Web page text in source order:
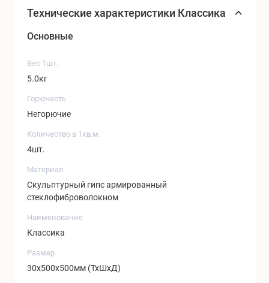
Технические характеристики Классика
Основные
Вес 1шт.
5.0кг
Горючесть
Негорючие
Количество в 1кв.м.
4шт.
Материал
Скульптурный гипс армированный
стеклофиброволокном
Наименование
Классика
Размер
30х500х500мм (ТхШхД)